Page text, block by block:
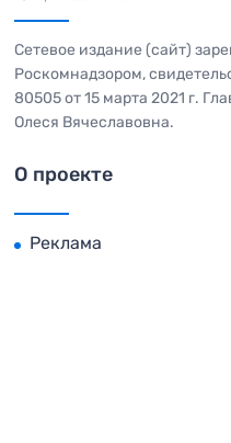
Сетевое издание (сайт)
Роскомнадзором,
80505 от 15 марта 2021 г.
Олеся Вячеславовна.
О проекте
Реклама